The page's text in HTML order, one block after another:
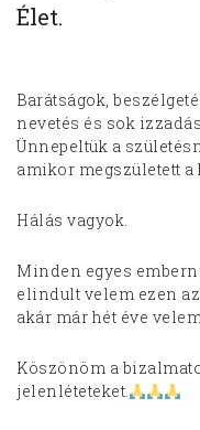
Élet.
Barátságok,
nevetés és sok
Ünnepeltük a
amikor megszületett
Hálás vagyok.
Minden egyes
elindult velem ezen
akár már hét éve
Köszönöm a
jelenléteteket.